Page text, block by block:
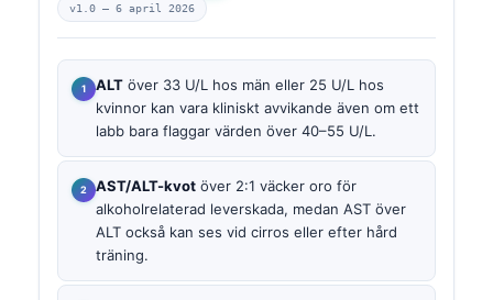
v1.0 — 6 april 2026
ALT över 33 U/L hos män eller 25 U/L hos
kvinnor kan vara kliniskt avvikande även om ett
labb bara flaggar värden över 40–55 U/L.
AST/ALT-kvot över 2:1 väcker oro för
alkoholrelaterad leverskada, medan AST över
ALT också kan ses vid cirros eller efter hård
träning.